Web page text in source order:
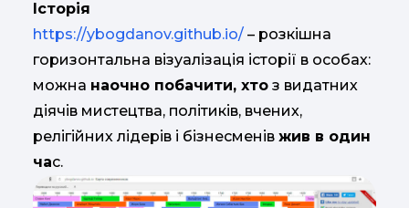
Історія
https://ybogdanov.github.io/ – розкішна
горизонтальна візуалізація історії в особах:
можна наочно побачити, хто з видатних
діячів мистецтва, політиків, вчених,
релігійних лідерів і бізнесменів жив в один
час.